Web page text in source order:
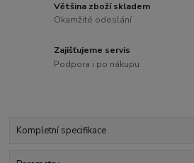
Většina zboží skladem
Okamžité odeslání
Zajišťujeme servis
Podpora i po nákupu
Kompletní specifikace